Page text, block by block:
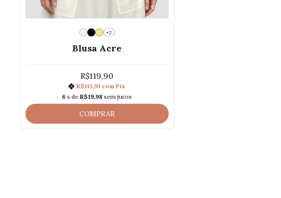
+2
Blusa Acre
R$119,90
R$113,91 com Pix
6 x deR$19,98 sem juros
COMPRAR